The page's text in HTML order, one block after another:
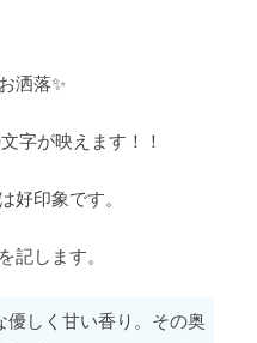
洒落✨
字が映えます！！
好印象です。
記します。
優しく甘い香り。その奥